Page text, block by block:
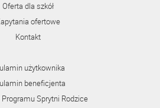
Oferta dla szkół
ofertowe
Kontakt
użytkownika
beneficjenta
Sprytni Rodzice